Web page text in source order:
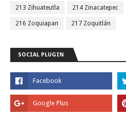
213 Zihuateutla 214 Zinacatepec
216 Zoquiapan 217 Zoquitlán
SOCIAL PLUGIN